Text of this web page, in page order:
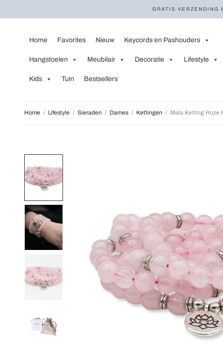
GRATIS VERZENDING
Home Favorites Nieuw Keycords en Pashouders
Hangstoelen Meubilair Decoratie Lifestyle
Kids Tuin Bestsellers
Home / Lifestyle / Sieraden / Dames / Kettingen / Mala Ketting Roze